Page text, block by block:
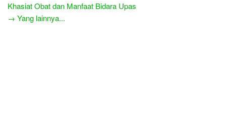
Khasiat Obat dan Manfaat Bidara Upas
→ Yang lainnya...